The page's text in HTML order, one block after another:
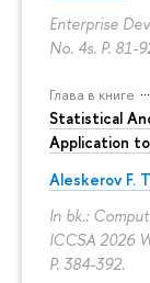
Enterprise
No. 4s. P. 81-
Глава в книге
Statistical
Application
Aleskerov F.
In bk.:
ICCSA 2026
P. 384-392.